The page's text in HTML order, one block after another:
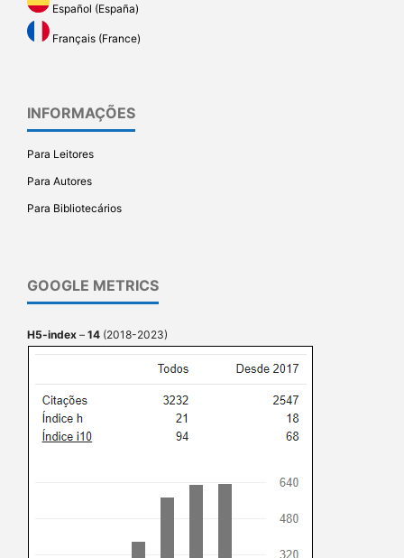
Español (España)
Français (France)
INFORMAÇÕES
Para Leitores
Para Autores
Para Bibliotecários
GOOGLE METRICS
H5-index – 14 (2018-2023)